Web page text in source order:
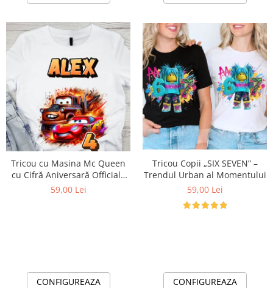
Tricou cu Masina Mc Queen
cu Cifră Aniversară Official|
Cadou Personalizat e-CADOU
59,00 Lei
CONFIGUREAZA
Tricou Copii „SIX SEVEN” –
Trendul Urban al Momentului
59,00 Lei
CONFIGUREAZA